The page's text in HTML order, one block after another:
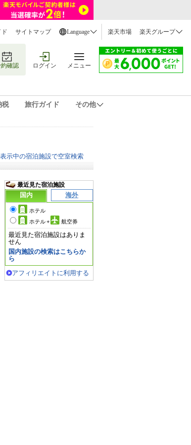
ド サイトマップ Language 楽天市場 楽天グループ
確認 ログイン メニュー
税 旅行ガイド その他
表示中の宿泊施設で空室検索
最近見た宿泊施設
国内
海外
ホテル
ホテル+ 航空券
最近見た宿泊施設はありま
せん
国内施設の検索はこちらか
ら
アフィリエイトに利用する